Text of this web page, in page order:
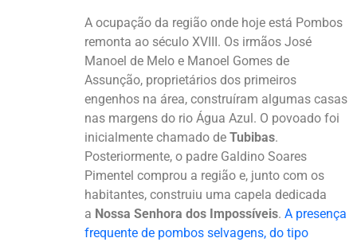
A ocupação da região onde hoje está Pombos
remonta ao século XVIII. Os irmãos José
Manoel de Melo e Manoel Gomes de
Assunção, proprietários dos primeiros
engenhos na área, construíram algumas casas
nas margens do rio Água Azul. O povoado foi
inicialmente chamado de Tubibas.
Posteriormente, o padre Galdino Soares
Pimentel comprou a região e, junto com os
habitantes, construiu uma capela dedicada
a Nossa Senhora dos Impossíveis. A presença
frequente de pombos selvagens, do tipo